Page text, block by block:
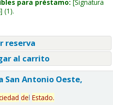
para préstamo: Signatura
(1).
reserva
al carrito
Antonio Oeste,
del Estado.